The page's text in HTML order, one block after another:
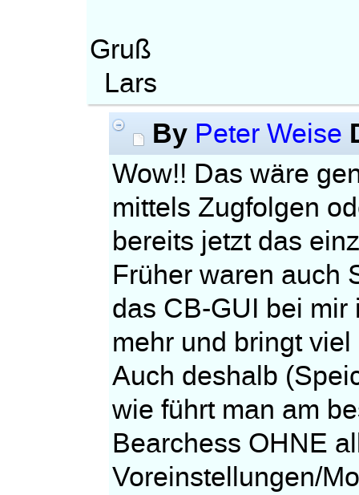
Gruß
Lars
By Peter Weise
Wow!! Das wäre
mittels Zugfolgen
bereits jetzt das
Früher waren auch
das CB-GUI bei
mehr und bringt
Auch deshalb
wie führt man am
Bearchess OHNE
Voreinstellungen/